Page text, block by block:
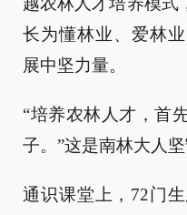
长为懂林业、爱林
展中坚力量。
“培养农林人才，首
子。”这是南林大人
通识课堂上，72门